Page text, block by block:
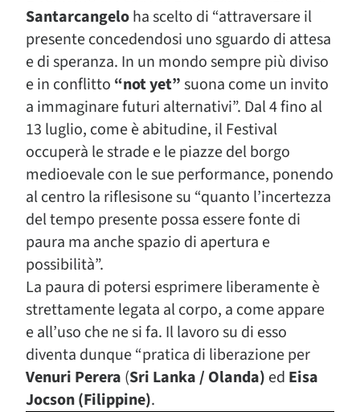
Santarcangeloha scelto di “attraversare il
presente concedendosi uno sguardo di attesa
e di speranza. In un mondo sempre più diviso
e in conflitto “not yet”suona come un invito
a immaginare futuri alternativi”. Dal 4 fino al
13 luglio, come è abitudine, il Festival
occuperà le strade e le piazze del borgo
medioevale con le sue performance, ponendo
al centro la riflesisone su “quanto l’incertezza
del tempo presente possa essere fonte di
paura ma anche spazio di apertura e
possibilità”.
La paura di potersi esprimere liberamente è
strettamente legata al corpo, a come appare
e all’uso che ne si fa. Il lavoro su di esso
diventa dunque “pratica di liberazione per
Venuri Perera (Sri Lanka / Olanda) ed Eisa
Jocson (Filippine).